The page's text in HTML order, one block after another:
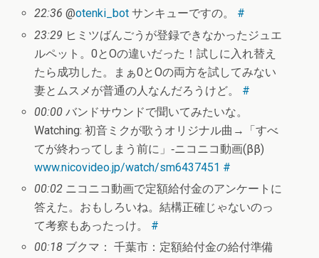
22:36 @otenki_bot サンキューですの。 #
23:29 ヒミツばんごうが登録できなかったジュエ
ルペット。0とOの違いだった！試しに入れ替え
たら成功した。まぁ0とOの両方を試してみない
妻とムスメが普通の人なんだろうけど。 #
00:00 バンドサウンドで聞いてみたいな。
Watching: 初音ミクが歌うオリジナル曲→「すべ
てが終わってしまう前に」‐ニコニコ動画(ββ)
www.nicovideo.jp/watch/sm6437451 #
00:02 ニコニコ動画で定額給付金のアンケートに
答えた。おもしろいね。結構正確じゃないのっ
て考察もあったっけ。 #
00:18 ブクマ： 千葉市：定額給付金の給付準備